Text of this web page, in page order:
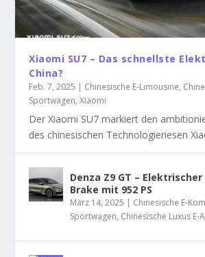
Xiaomi SU7 – Das schnellste
China?
Feb. 7, 2025 | Chinesische E-Limousine,
Sportwagen,Xiaomi
Der Xiaomi SU7 markiert den
des chinesischen Technologieriesen
Denza Z9 GT –
Brake mit 952 PS
März 14, 2025 | Chinesische E-
Sportwagen, Chinesische Luxus E-